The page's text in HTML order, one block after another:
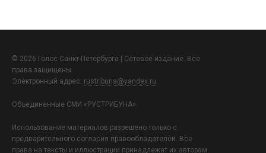
© 2026 Голос Санкт-Петербурга | Сетевое издание. Все
права защищены.
Электронный адрес: rustribuna@yandex.ru
Объединенные СМИ «РУСТРИБУНА»
Использование материалов разрешено только с
предварительного согласия правообладателей. Все
права на тексты и иллюстрации принадлежат их авторам.